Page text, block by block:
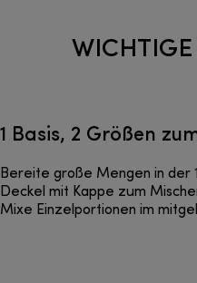
1 Basis, 2 Größen
Bereite große Mengen in der
Deckel mit Kappe zum
Mixe Einzelportionen im